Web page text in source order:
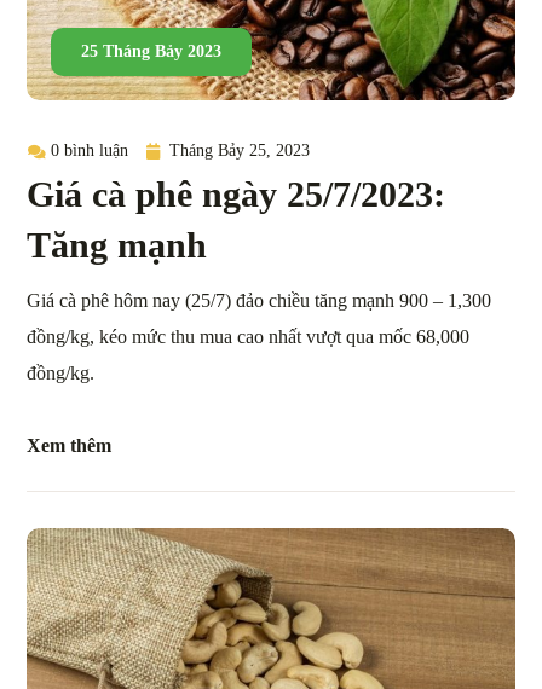
25 Tháng Bảy 2023
0 bình luận Tháng Bảy 25, 2023
Giá cà phê ngày 25/7/2023:
Tăng mạnh
Giá cà phê hôm nay (25/7) đảo chiều tăng mạnh 900 – 1,300
đồng/kg, kéo mức thu mua cao nhất vượt qua mốc 68,000
đồng/kg.
Xem thêm